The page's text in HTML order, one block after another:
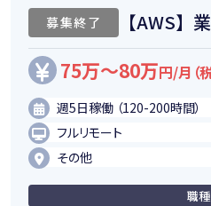
募集終了 【AWS】
75万～80万円/月（
週5日稼働 （120-200時間）
フルリモート
その他
職種